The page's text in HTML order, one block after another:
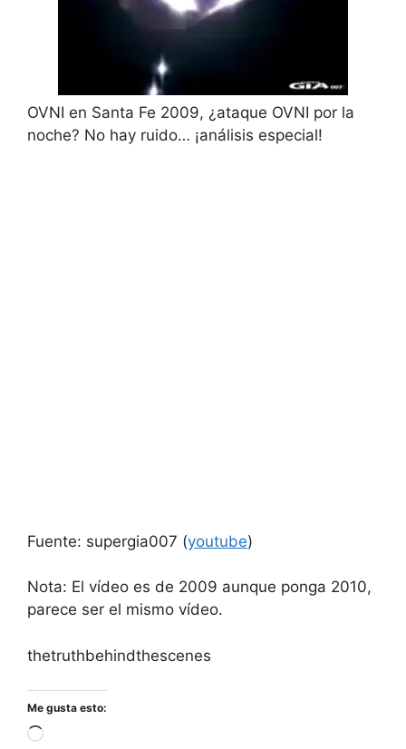
OVNI en Santa Fe 2009, ¿ataque OVNI por la
noche? No hay ruido… ¡análisis especial!
Fuente: supergia007 (youtube)
Nota: El vídeo es de 2009 aunque ponga 2010,
parece ser el mismo vídeo.
thetruthbehindthescenes
Me gusta esto:
Cargando...